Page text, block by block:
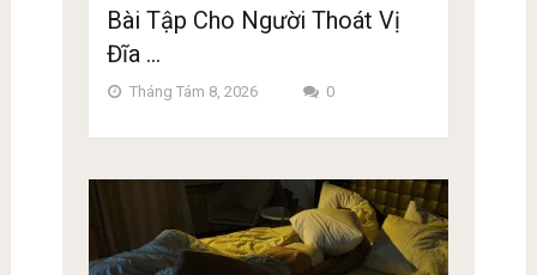
Bài Tập Cho Người Thoát Vị
Đĩa …
Tháng Tám 8, 2026 0